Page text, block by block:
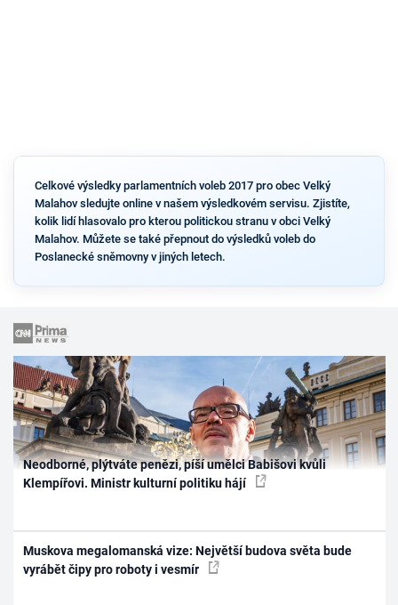
Celkové výsledky parlamentních voleb 2017 pro obec Velký
Malahov sledujte online v našem výsledkovém servisu. Zjistíte,
kolik lidí hlasovalo pro kterou politickou stranu v obci Velký
Malahov. Můžete se také přepnout do výsledků voleb do
Poslanecké sněmovny v jiných letech.
Neodborné, plýtváte penězi, píší umělci Babišovi kvůli
Klempířovi. Ministr kulturní politiku hájí
Muskova megalomanská vize: Největší budova světa bude
vyrábět čipy pro roboty i vesmír